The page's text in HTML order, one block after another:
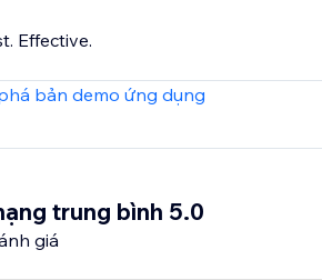
Effective.
and start listening to your customers.
bản demo ứng dụng
trung bình 5.0
giá